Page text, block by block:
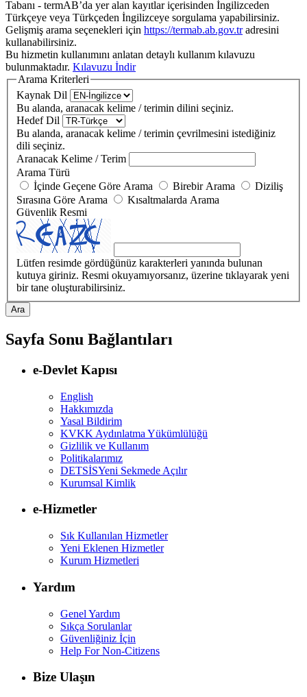
Tabanı - termAB’da yer alan kayıtlar içerisinden İngilizceden
Türkçeye veya Türkçeden İngilizceye sorgulama yapabilirsiniz.
Gelişmiş arama seçenekleri için https://termab.ab.gov.tradresini
kullanabilirsiniz.
Bu hizmetin kullanımını anlatan detaylı kullanım kılavuzu
bulunmaktadır. Kılavuzu İndir
Arama Kriterleri
Kaynak Dil
Bu alanda, aranacak kelime / terimin dilini seçiniz.
Hedef Dil
Bu alanda, aranacak kelime / terimin çevrilmesini istediğiniz
dili seçiniz.
Aranacak Kelime / Terim
Arama Türü
İçinde Geçene Göre Arama
Birebir Arama
Sırasına Göre Arama
Kısaltmalarda Arama
Güvenlik Resmi
Lütfen resimde gördüğünüz karakterleri yanında bulunan
kutuya giriniz. Resmi okuyamıyorsanız, üzerine tıklayarak yeni
bir tane oluşturabilirsiniz.
Sayfa Sonu Bağlantıları
e-Devlet Kapısı
English
Hakkımızda
Yasal Bildirim
KVKK Aydınlatma Yükümlülüğü
Gizlilik ve Kullanım
Politikalarımız
DETSİSYeni Sekmede Açılır
Kurumsal Kimlik
e-Hizmetler
Sık Kullanılan Hizmetler
Yeni Eklenen Hizmetler
Kurum Hizmetleri
Yardım
Genel Yardım
Sıkça Sorulanlar
Güvenliğiniz İçin
Help For Non-Citizens
Bize Ulaşın